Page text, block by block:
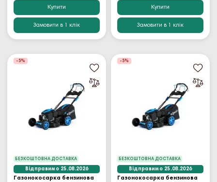
Купити
Замовити в 1 клік
Купити
Замовити в 1 клік
БЕЗКОШТОВНА ДОСТАВКА
-5%
Відправимо 25.08.2026
Газонокосарка бензинова
БЕЗКОШТОВНА ДОСТАВКА
-5%
Відправимо 25.08.2026
Газонокосарка бензинова